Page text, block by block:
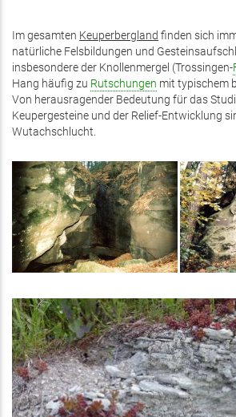
Im gesamten Keuperbergland finden sich
natürliche Felsbildungen und
insbesondere der Knollenmergel (Trossingen-
Hang häufig zu Rutschungen mit typischem
Von herausragender Bedeutung für das
Keupergesteine und der Relief-Entwicklung
Wutachschlucht.